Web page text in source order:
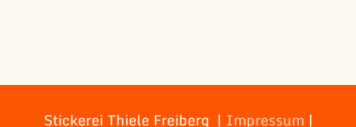
Stickerei Thiele Freiberg | Impressum |